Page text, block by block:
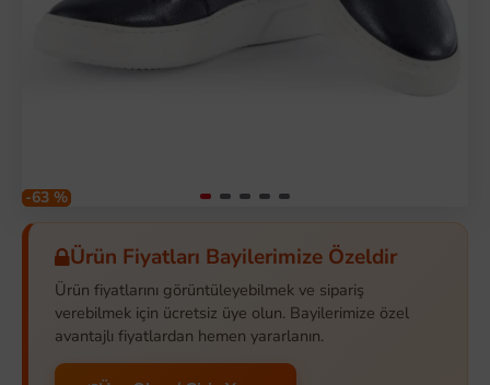
-63 %
Ürün Fiyatları Bayilerimize Özeldir
Ürün fiyatlarını görüntüleyebilmek ve sipariş
verebilmek için ücretsiz üye olun. Bayilerimize özel
avantajlı fiyatlardan hemen yararlanın.